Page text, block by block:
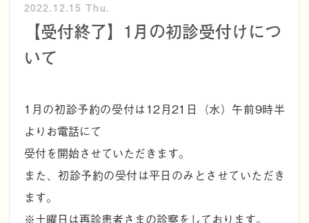
2022.12.15 Thu.
【受付終了】1月の初診受付けにつ
いて
1月の初診予約の受付は12月21日（水）午前9時半
よりお電話にて
受付を開始させていただきます。
また、初診予約の受付は平日のみとさせていただき
ます。
※土曜日は再診患者さまの診察をしております。